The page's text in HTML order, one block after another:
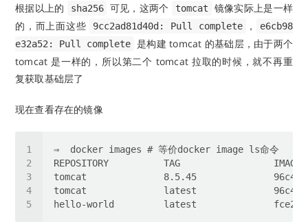
根据以上的 sha256 可见，这两个 tomcat
镜像实际上是一样
的，而上面这些
9cc2ad81d40d: Pull complete ，
e6cb98
e32a52: Pull complete 是构建 tomcat 的基础层，由于两个
tomcat 是一样的，所以第二个 tomcat 拉取的时候，就不再重
复获取基础层了
现在查看存在的镜像